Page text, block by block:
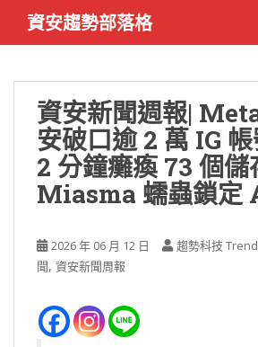
i
資安趨勢部落格
資安新聞週報|
安破口逾 2 萬 IG 帳
2 分鐘癱瘓 73 個儲
Miasma 蠕蟲鎖定
2026 年 06 月 12 日 趨勢科技
聞, 資安新聞周報